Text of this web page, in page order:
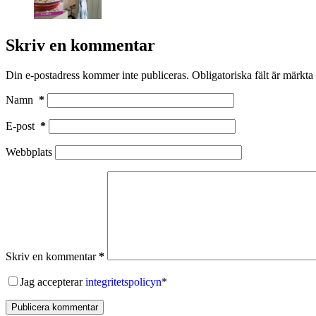
Skriv en kommentar
Din e-postadress kommer inte publiceras. Obligatoriska fält är märkta
Namn *
E-post *
Webbplats
Skriv en kommentar*
Jag accepterarintegritetspolicyn*
Publicera kommentar